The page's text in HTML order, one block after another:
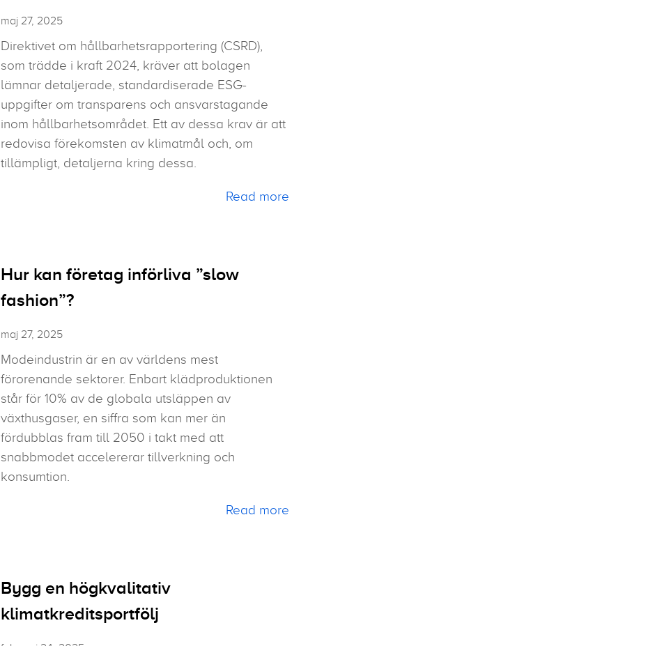
maj 27, 2025
Direktivet om hållbarhetsrapportering (CSRD),
som trädde i kraft 2024, kräver att bolagen
lämnar detaljerade, standardiserade ESG-
uppgifter om transparens och ansvarstagande
inom hållbarhetsområdet. Ett av dessa krav är att
redovisa förekomsten av klimatmål och, om
tillämpligt, detaljerna kring dessa.
Read more
Hur kan företag införliva ”slow
fashion”?
maj 27, 2025
Modeindustrin är en av världens mest
förorenande sektorer. Enbart klädproduktionen
står för 10% av de globala utsläppen av
växthusgaser, en siffra som kan mer än
fördubblas fram till 2050 i takt med att
snabbmodet accelererar tillverkning och
konsumtion.
Read more
Bygg en högkvalitativ
klimatkreditsportfölj